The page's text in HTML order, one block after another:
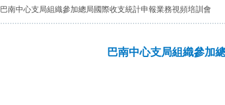
巴南中心支局組織參加總局國際收支統計申報業務視頻培訓會
巴南中心支局組織參加